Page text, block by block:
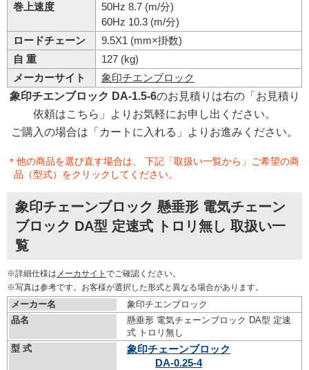
巻上速度
50Hz 8.7 (m/分)
60Hz 10.3 (m/分)
ロードチェーン
9.5X1 (mm×掛数)
自 重
127 (kg)
メーカーサイト
象印チエンブロック
象印チエンブロック DA-1.5-6のお見積りは右の「お見積り
依頼はこちら」よりお気軽にお申し出ください。
ご購入の場合は「カートに入れる」よりお進みください。
＊他の商品を選び直す場合は、 下記「取扱い一覧から」ご希望の商
品（型式）をクリックしてください。
象印チェーンブロック 懸垂形 電気チェーン
ブロック DA型 定速式 トロリ無し 取扱い一
覧
※詳細仕様は メーカサイト でご確認ください。
※写真は参考です。お客様が選択した形式と異なる場合があります。
メーカー名
象印チエンブロック
品名
懸垂形 電気チェーンブロック DA型 定速
式 トロリ無し
型 式
象印チェーンブロック
DA-0.25-4